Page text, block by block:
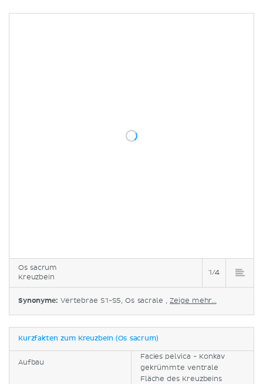
Os sacrum
Kreuzbein
1/4
Synonyme: Vertebrae S1-S5, Os sacrale ,Zeige mehr...
Kurzfakten zum Kreuzbein (Os sacrum)
Aufbau
Facies pelvica - Konkav
gekrümmte ventrale
Fläche des Kreuzbeins